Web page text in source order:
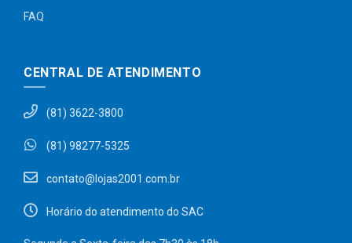
FAQ
CENTRAL DE ATENDIMENTO
(81) 3622-3800
(81) 98277-5325
contato@lojas2001.com.br
Horário do atendimento do SAC